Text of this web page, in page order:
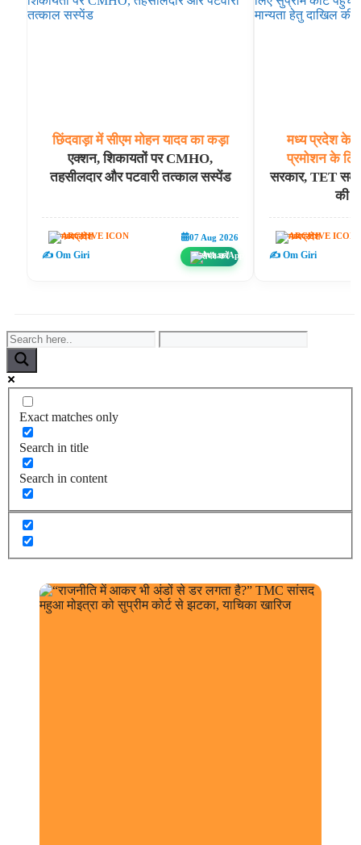
छिंदवाड़ा में सीएम मोहन यादव का कड़ा
एक्शन, शिकायतों पर CMHO,
तहसीलदार और पटवारी तत्काल सस्पेंड
मध्यप्रदेश 07 Aug 2026
✍️ Om Giri शेयर करें
मध्य प्रदेश के
प्रमोशन के लिए
सरकार, TET
की
मध्यप्रदेश
✍️ Om Giri
Exact matches only
Search in title
Search in content